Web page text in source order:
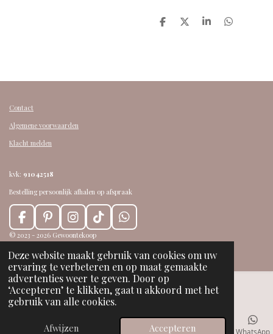
Deze website maakt gebruik van cookies om uw
ervaring te verbeteren en op maat gemaakte
advertenties weer te geven. Door op
‘Accepteren’ te klikken, gaat u akkoord met het
gebruik van alle cookies.
Afwijzen Accepteren
D
D
S
D
Contact
Algemene voorwaarden
Klacht melden
kvk: 91042518
Bestelling persoonlijk afhalen op afspraak
F
a
c
e
b
o
o
k
P
i
n
t
e
r
e
s
I
n
s
t
a
g
r
a
T
i
k
T
o
k
W
h
a
t
s
A
p
© 2023 - 2026 Gewoontekoop
E-mailadres Telefoonnummer Kaart Facebook WhatsApp